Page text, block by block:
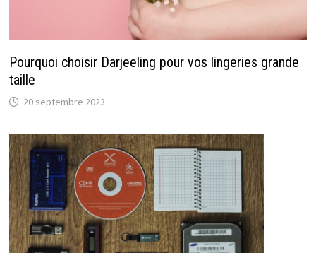
Pourquoi choisir Darjeeling pour vos lingeries grande
taille
20 septembre 2023